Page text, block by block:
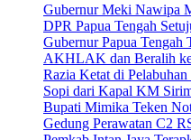
Gubernur Meki Nawipa
DPR Papua Tengah
Gubernur Papua Tengah
AKHLAK dan Beralih
Razia Ketat di
Sopi dari Kapal KM
Bupati Mimika Teken
Gedung Perawatan C2